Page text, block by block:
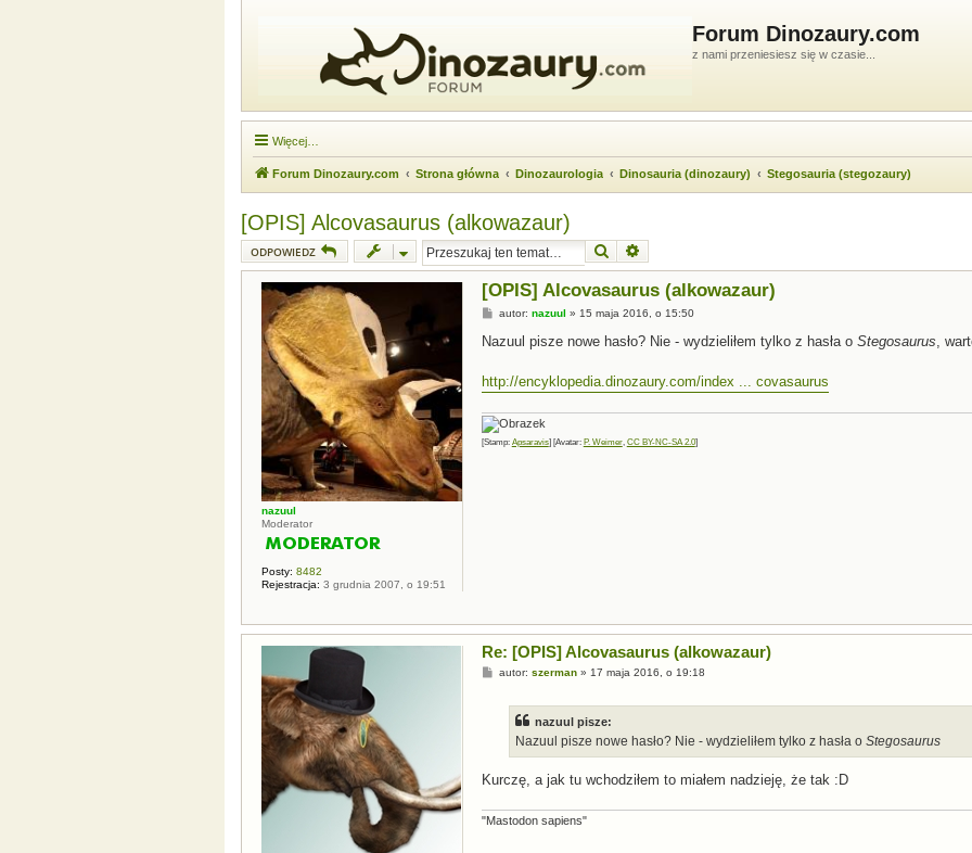
Forum Dinozaury.com
z nami przeniesiesz się w czasie...
Więcej…
Forum Dinozaury.com Strona główna Dinozaurologia Dinosauria (dinozaury) Stegosauria (stegozaury)
[OPIS] Alcovasaurus (alkowazaur)
ODPOWIEDZ Szukaj
nazuul
Moderator
Posty: 8482
Rejestracja: 3 grudnia 2007, o 19:51
[OPIS] Alcovasaurus (alkowazaur)
P
s
autor: nazuul » 15 maja 2016, o 15:50
Nazuul pisze nowe hasło? Nie - wydzieliłem tylko z hasła o Stegosaurus,
http://encyklopedia.dinozaury.com/index ... covasaurus
[Stamp: Apsaravis] [Avatar: P. Weimer, CC BY-NC-SA 2.0]
Re: [OPIS] Alcovasaurus (alkowazaur)
Pautor: szerman» 17 maja 2016, o 19:18
nazuul pisze:
Nazuul pisze nowe hasło? Nie - wydzieliłem tylko z hasła o Stegosaurus
Kurczę, a jak tu wchodziłem to miałem nadzieję, że tak :D
"Mastodon sapiens"